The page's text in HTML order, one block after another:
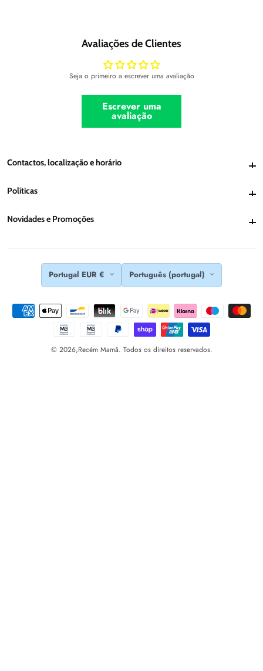
Avaliações de Clientes
Seja o primeiro a escrever uma avaliação
Escrever uma
avaliação
Contactos, localização e horárioContactos, localização e horário
Políticas
Novidades e PromoçõesNovidades e Promoções
Portugal EUR € Português (portugal)
© 2026,Recém Mamã. Todos os direitos reservados.